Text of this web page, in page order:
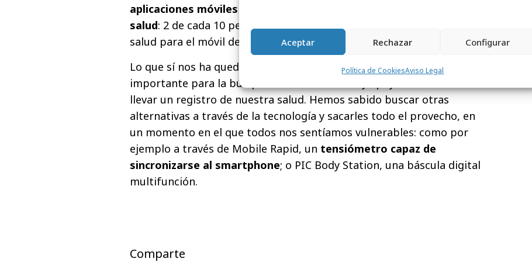
Aceptar Rechazar Configurar
Política de CookiesAviso Legal
aplicaciones móviles para llevar un control más exacto de su
salud: 2 de cada 10 personas (18,7%) utilizan alguna aplicación de
salud para el móvil desde comienzos de la pandemia.
Lo que sí nos ha quedado claro es que Internet es una herramienta
importante para la búsqueda de información y apoyo a la hora de
llevar un registro de nuestra salud. Hemos sabido buscar otras
alternativas a través de la tecnología y sacarles todo el provecho, en
un momento en el que todos nos sentíamos vulnerables: como por
ejemplo a través de Mobile Rapid, un tensiómetro capaz de
sincronizarse al smartphone; o PIC Body Station, una báscula digital
multifunción.
Comparte